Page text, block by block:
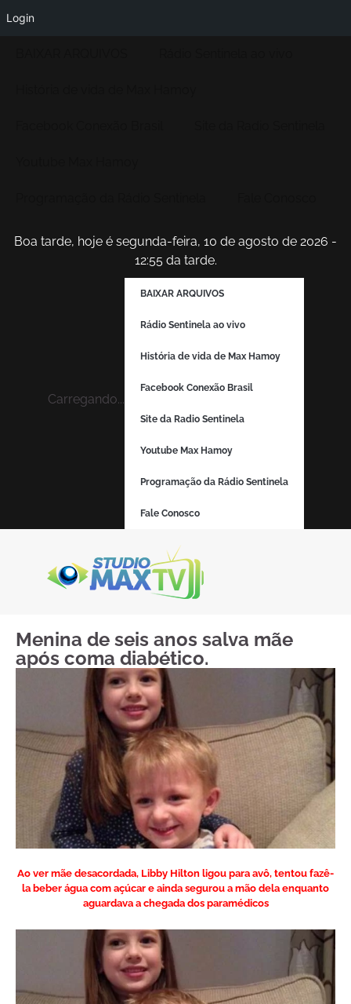
Boa tarde, hoje é segunda-feira, 10 de agosto de 2026 -
12:55 da tarde.
Carregando...
BAIXAR ARQUIVOS
Rádio Sentinela ao vivo
História de vida de Max Hamoy
Facebook Conexão Brasil
Site da Radio Sentinela
Youtube Max Hamoy
Programação da Rádio Sentinela
Fale Conosco
Menina de seis anos salva mãe
após coma diabético.
Ao ver mãe desacordada, Libby Hilton ligou para avô, tentou fazê-
la beber água com açúcar e ainda segurou a mão dela enquanto
aguardava a chegada dos paramédicos
Login